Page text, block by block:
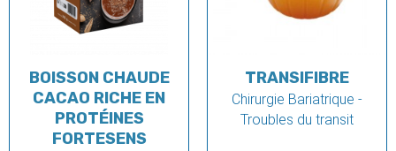
BOISSON CHAUDE
CACAO RICHE EN
PROTÉINES
FORTESENS
TRANSIFIBRE
Chirurgie Bariatrique -
Troubles du transit